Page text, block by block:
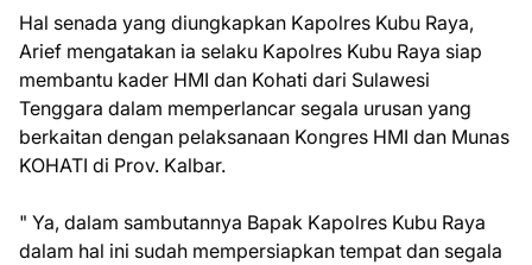
Hal senada yang diungkapkan Kapolres Kubu Raya,
Arief mengatakan ia selaku Kapolres Kubu Raya siap
membantu kader HMI dan Kohati dari Sulawesi
Tenggara dalam memperlancar segala urusan yang
berkaitan dengan pelaksanaan Kongres HMI dan Munas
KOHATI di Prov. Kalbar.
" Ya, dalam sambutannya Bapak Kapolres Kubu Raya
dalam hal ini sudah mempersiapkan tempat dan segala